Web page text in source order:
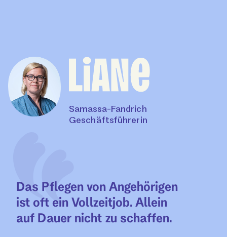
Samassa-Fandrich
Geschäftsführerin
Das Pflegen von Angehörigen
ist oft ein Vollzeitjob. Allein
auf Dauer nicht zu schaffen.